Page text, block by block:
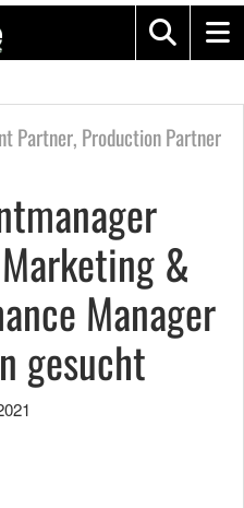
Partner, Production Partner
&
Manager
gesucht